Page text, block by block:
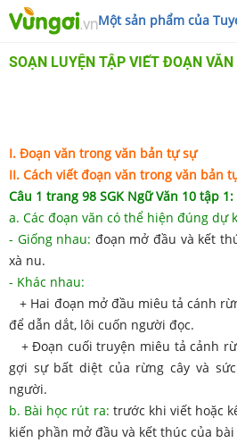
Một sản phẩm của
SOẠN LUYỆN TẬP VIẾT ĐOẠN
I. Đoạn văn trong văn bản tự sự
II. Cách viết đoạn văn trong văn bản
Câu 1 trang 98 SGK Ngữ Văn 10 tập 1:
a. Các đoạn văn có thể hiện đúng dự
- Giống nhau: đoạn mở đầu và kết
xà nu.
- Khác nhau:
+ Hai đoạn mở đầu miêu tả cánh
để dẫn dắt, lôi cuốn người đọc.
+ Đoạn cuối truyện miêu tả cảnh
gợi sự bất diệt của rừng cây và
người.
b. Bài học rút ra: trước khi viết hoặc
kiến phần mở đầu và kết thúc của bài